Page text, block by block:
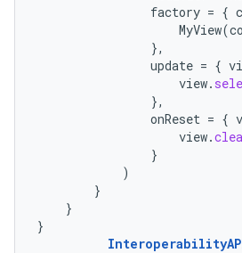
factory = {
MyView(
},
update = {
view.
},
onReset = {
view.
}
)
}
}
}